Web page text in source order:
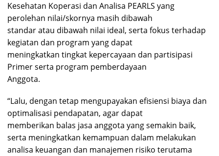
Kesehatan Koperasi dan Analisa PEARLS yang
perolehan nilai/skornya masih dibawah
standar atau dibawah nilai ideal, serta fokus terhadap
kegiatan dan program yang dapat
meningkatkan tingkat kepercayaan dan partisipasi
Primer serta program pemberdayaan
Anggota.
“Lalu, dengan tetap mengupayakan efisiensi biaya dan
optimalisasi pendapatan, agar dapat
memberikan balas jasa anggota yang semakin baik,
serta meningkatkan kemampuan dalam melakukan
analisa keuangan dan manajemen risiko terutama